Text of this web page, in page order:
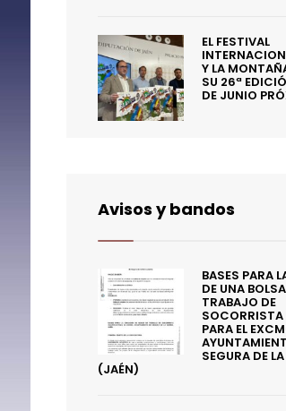
EL FESTIVAL
Y LA
SU 26ª
DE JUNIO
Avisos y bandos
BASES PARA
DE UNA
TRABAJO DE
PARA EL
SEGURA DE
(JAÉN)